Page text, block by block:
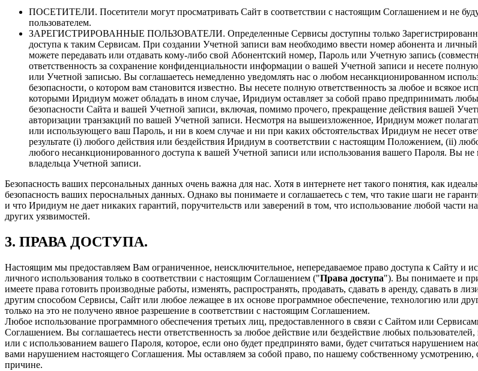
ПОСЕТИТЕЛИ. Посетители могут просматривать Сайт в соответствии с настоящим Соглашением и не
пользователем.
ЗАРЕГИСТРИРОВАННЫЕ ПОЛЬЗОВАТЕЛИ. Определенные Сервисы доступны только Зарегистрированным
доступа к таким Сервисам. При создании Учетной записи вам необходимо ввести номер абонента и
можете передавать или отдавать кому-либо свой Абонентский номер, Пароль или Учетную запись
ответственность за сохранение конфиденциальности информации о вашей Учетной записи и несете
или Учетной записью. Вы соглашаетесь немедленно уведомлять нас о любом несанкционированном
безопасности, о котором вам становится известно. Вы несете полную ответственность за любое и всякое
которыми Иридиум может обладать в ином случае, Иридиум оставляет за собой право предпринимать
безопасности Сайта и вашей Учетной записи, включая, помимо прочего, прекращение действия вашей
авторизации транзакций по вашей Учетной записи. Несмотря на вышеизложенное, Иридиум может
или использующего ваш Пароль, и ни в коем случае и ни при каких обстоятельствах Иридиум не несет
результате (i) любого действия или бездействия Иридиум в соответствии с настоящим Положением, (ii)
любого несанкционированного доступа к вашей Учетной записи или использования вашего Пароля. Вы
владельца Учетной записи.
Безопасность ваших персональных данных очень важна для нас. Хотя в интернете нет такого понятия, как
безопасность ваших пероснальных данных. Однако вы понимаете и соглашаетесь с тем, что такие шаги не
и что Иридиум не дает никаких гарантий, поручительств или заверений в том, что использование любой части
других уязвимостей.
3. ПРАВА ДОСТУПА.
Настоящим мы предоставляем Вам ограниченное, неисключительное, непередаваемое право доступа к Сайту и
личного использования только в соответствии с настоящим Соглашением ("Права доступа"). Вы понимаете и
имеете права готовить производные работы, изменять, распространять, продавать, сдавать в аренду, сдавать в
другим способом Сервисы, Сайт или любое лежащее в их основе программное обеспечение, технологию или
только на это не получено явное разрешение в соответствии с настоящим Соглашением.
Любое использование программного обеспечения третьих лиц, предоставленного в связи с Сайтом или
Соглашением. Вы соглашаетесь нести ответственность за любое действие или бездействие любых
или с использованием вашего Пароля, которое, если оно будет предпринято вами, будет считаться нарушением
вами нарушением настоящего Соглашения. Мы оставляем за собой право, по нашему собственному
причине.